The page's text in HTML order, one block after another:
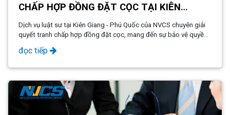
CHẤP HỢP ĐỒNG ĐẶT CỌC TẠI KIÊN
GIANG - PHÚ QUỐC
Dịch vụ luật sư tại Kiên Giang - Phú Quốc của NVCS chuyên giải
quyết tranh chấp hợp đồng đặt cọc, mang đến sự bảo vệ quyền
lợi tối ưu cho khách hàng. Với đội ngũ luật sư giàu kinh nghiệm
và am hiểu sâu sắc về pháp luật, chúng tôi cam kết mang lại giải
đọc tiếp